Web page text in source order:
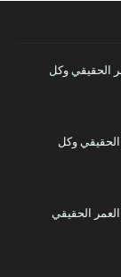
ميسي في 2026 - العمر الحقيقي وكل
في 2026 - العمر الحقيقي وكل
كريستيانو رونالدو في 2026 - العمر الحقيقي